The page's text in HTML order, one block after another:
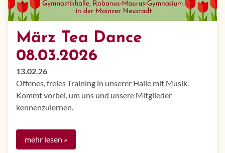
März Tea Dance
08.03.2026
13.02.26
Offenes, freies Training in unserer Halle mit Musik.​​​
Kommt vorbei, um uns und unsere Mitglieder
kennenzulernen.
mehr lesen »